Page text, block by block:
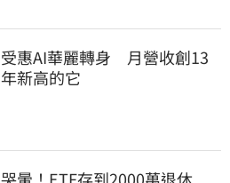
受惠AI華麗轉身 月營收創13
年新高的它
哭暈！ETF存到2000萬退休